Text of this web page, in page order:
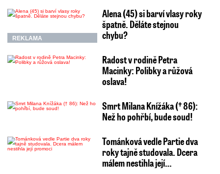
REKLAMA
Alena (45) si barví vlasy roky
špatně. Děláte stejnou
chybu?
Radost v rodině Petra
Macinky: Polibky a růžová
oslava!
Smrt Milana Knížáka († 86):
Než ho pohřbí, bude soud!
Tománková vedle Partie dva
roky tajně studovala. Dcera
málem nestihla její…